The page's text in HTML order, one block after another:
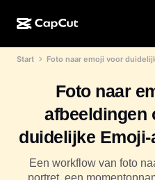
CapCut Pad
CapCut Mobiel
AI-ontwerp
AI-videogenerator
AI-tools
Video-editor en -
Afbeeldingseditor en -
Feestdagensjablonen
Meer
Community
Initiatieven
Partners
Start Foto naar emoji voor
Foto naar
afbeeldingen
duidelijke
Een workflow van foto
portret, een